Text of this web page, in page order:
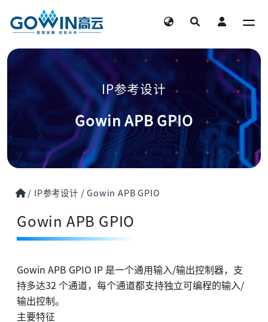
IP参考设计
Gowin APB GPIO
/ IP参考设计 /Gowin APB GPIO
Gowin APB GPIO
Gowin APB GPIO IP 是一个通用输入/输出控制器，支
持多达32 个通道，每个通道都支持独立可编程的输入/
输出控制。
主要特征